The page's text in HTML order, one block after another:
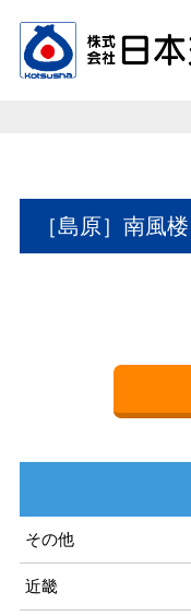
［島原］南風楼
その他
近畿